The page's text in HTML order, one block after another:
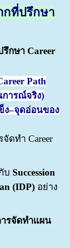
กที่ปรึกษา
กษา Career
Path
การณ์จริง)
ง–จุดอ่อนของ
ดทำ Career
บ Succession
(IDP)อย่าง
รจัดทำแผน